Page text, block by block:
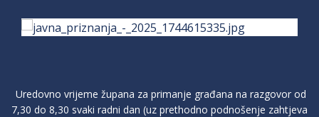
Uredovno vrijeme župana za primanje građana na razgovor od
7,30 do 8,30 svaki radni dan (uz prethodno podnošenje zahtjeva